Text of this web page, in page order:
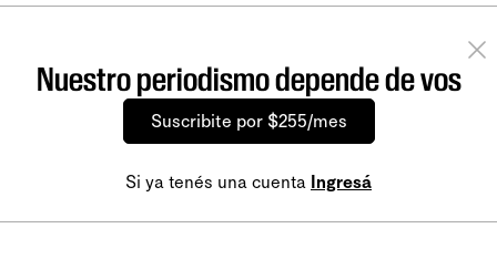
Nuestro periodismo depende de vos
Suscribite por $255/mes
Si ya tenés una cuenta Ingresá